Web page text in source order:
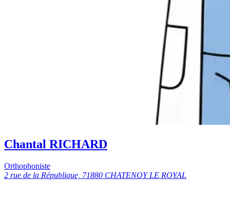
Chantal RICHARD
Orthophoniste
2 rue de la République, 71880 CHATENOY LE ROYAL